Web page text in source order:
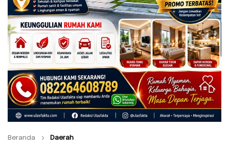
Beranda Daerah